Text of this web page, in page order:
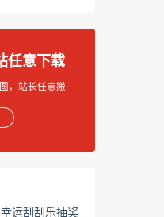
任意下载
，站长任意搬
运刮刮乐抽奖